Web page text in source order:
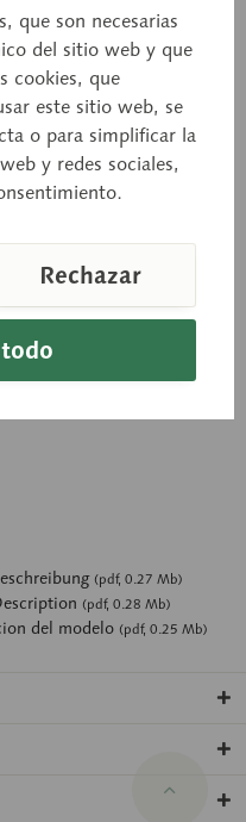
PLAST®. La
se muestran en
No desmontable.
de consulta
(pdf, 0.27 Mb)
(pdf, 0.28 Mb)
del modelo (pdf, 0.25 Mb)
que son necesarias
del sitio web y que
cookies, que
este sitio web, se
o para simplificar la
y redes sociales,
Rechazar